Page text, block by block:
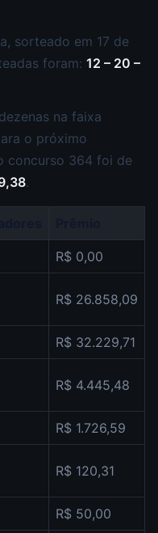
sorteado em 17 de
foram: 12 – 20 –
na faixa
o próximo
concurso 364 foi de
.
R$ 0,00
R$ 26.858,09
R$ 32.229,71
R$ 4.445,48
R$ 1.726,59
R$ 120,31
R$ 50,00